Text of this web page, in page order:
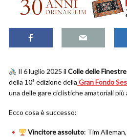
Il 6 luglio 2025 il Colle delle Finestre
della 10ª edizione della Gran Fondo
una delle gare ciclistiche amatoriali più
Ecco cosa è successo:
Vincitore assoluto: Tim